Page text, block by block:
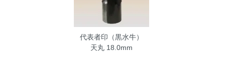
代表者印（黒水牛）
天丸 18.0mm